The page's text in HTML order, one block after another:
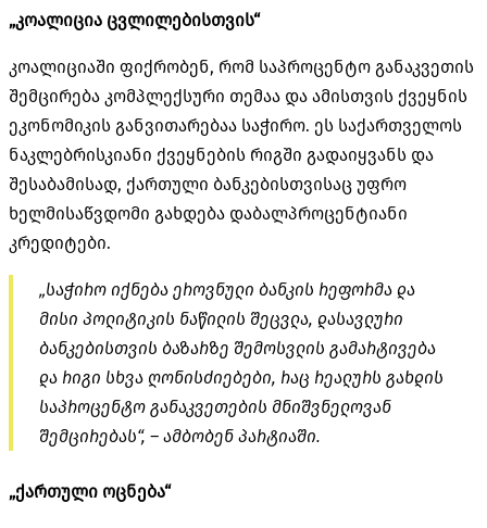
„კოალიცია ცვლილებისთვის“
კოალიციაში ფიქრობენ, რომ საპროცენტო განაკვეთის
შემცირება კომპლექსური თემაა და ამისთვის ქვეყნის
ეკონომიკის განვითარებაა საჭირო. ეს საქართველოს
ნაკლებრისკიანი ქვეყნების რიგში გადაიყვანს და
შესაბამისად, ქართული ბანკებისთვისაც უფრო
ხელმისაწვდომი გახდება დაბალპროცენტიანი
კრედიტები.
„საჭირო იქნება ეროვნული ბანკის რეფორმა და
მისი პოლიტიკის ნაწილის შეცვლა, დასავლური
ბანკებისთვის ბაზარზე შემოსვლის გამარტივება
და რიგი სხვა ღონისძიებები, რაც რეალურს გახდის
საპროცენტო განაკვეთების მნიშვნელოვან
შემცირებას“, – ამბობენ პარტიაში.
„ქართული ოცნება“